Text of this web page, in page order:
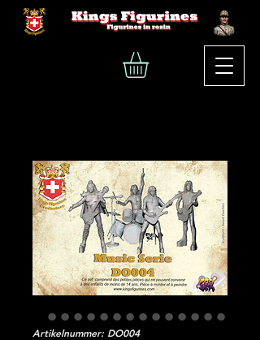
Artikelnummer: DO004